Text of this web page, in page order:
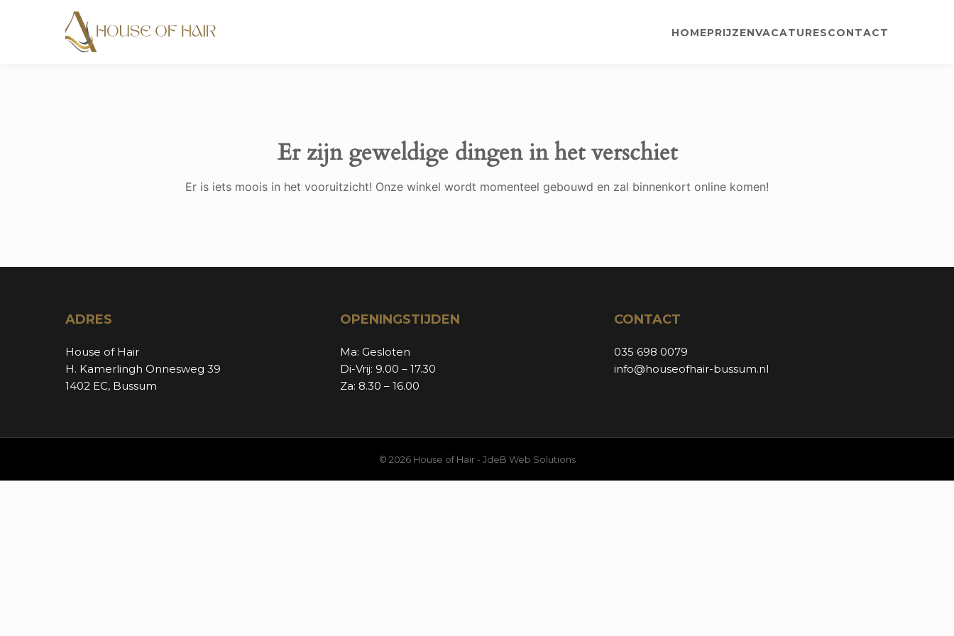
HOMEPRIJZENVACATURESCONTACT
Er zijn geweldige dingen in het verschiet
Er is iets moois in het vooruitzicht! Onze winkel wordt momenteel gebouwd en zal binnenkort online komen!
ADRES
House of Hair
H. Kamerlingh Onnesweg 39
1402 EC, Bussum
OPENINGSTIJDEN
Ma: Gesloten
Di-Vrij: 9.00 – 17.30
Za: 8.30 – 16.00
CONTACT
035 698 0079
info@houseofhair-bussum.nl
© 2026 House of Hair - JdeB Web Solutions